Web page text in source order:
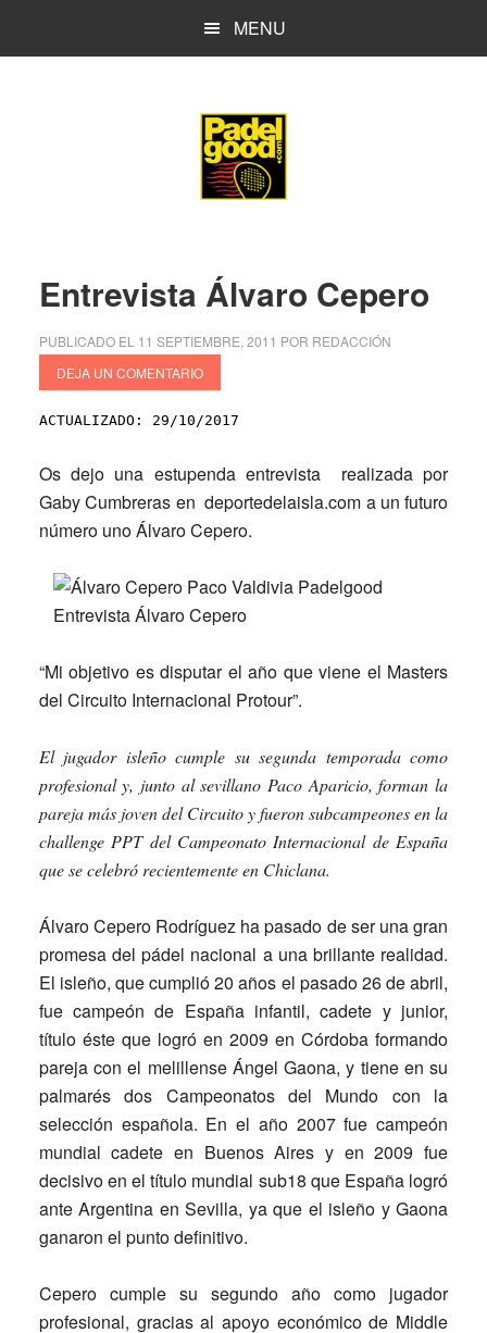
MENU
Entrevista Álvaro Cepero
PUBLICADO EL 11 SEPTIEMBRE, 2011 POR REDACCIÓN
DEJA UN COMENTARIO
ACTUALIZADO: 29/10/2017
Os dejo una estupenda entrevista realizada por
Gaby Cumbreras en deportedelaisla.com a un futuro
número unoÁlvaro Cepero.
“Mi objetivo es disputar el año que viene el Masters
del Circuito Internacional Protour”.
El jugador isleño cumple su segunda temporada como
profesional y, junto al sevillano Paco Aparicio, forman la
pareja más joven del Circuito y fueron subcampeones en la
challenge PPT del Campeonato Internacional de España
que se celebró recientemente en Chiclana.
Álvaro Cepero Rodríguez ha pasado de ser una gran
promesa del pádel nacional a una brillante realidad.
El isleño, que cumplió 20 años el pasado 26 de abril,
fue campeón de España infantil, cadete y junior,
título éste que logró en 2009 en Córdoba formando
pareja con el melillense Ángel Gaona, y tiene en su
palmarés dos Campeonatos del Mundo con la
selección española. En el año 2007 fue campeón
mundial cadete en Buenos Aires y en 2009 fue
decisivo en el título mundial sub18 que España logró
ante Argentina en Sevilla, ya que el isleño y Gaona
ganaron el punto definitivo.
Cepero cumple su segundo año como jugador
profesional, gracias al apoyo económico de Middle